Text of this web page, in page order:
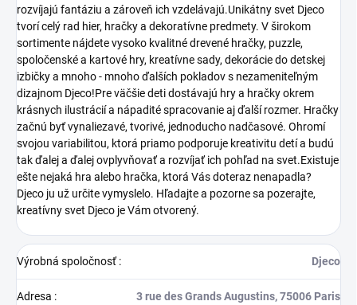
rozvíjajú fantáziu a zároveň ich vzdelávajú.Unikátny svet Djeco
tvorí celý rad hier, hračky a dekoratívne predmety. V širokom
sortimente nájdete vysoko kvalitné drevené hračky, puzzle,
spoločenské a kartové hry, kreatívne sady, dekorácie do detskej
izbičky a mnoho - mnoho ďalších pokladov s nezameniteľným
dizajnom Djeco!Pre väčšie deti dostávajú hry a hračky okrem
krásnych ilustrácií a nápadité spracovanie aj ďalší rozmer. Hračky
začnú byť vynaliezavé, tvorivé, jednoducho nadčasové. Ohromí
svojou variabilitou, ktorá priamo podporuje kreativitu detí a budú
tak ďalej a ďalej ovplyvňovať a rozvíjať ich pohľad na svet.Existuje
ešte nejaká hra alebo hračka, ktorá Vás doteraz nenapadla?
Djeco ju už určite vymyslelo. Hľadajte a pozorne sa pozerajte,
kreatívny svet Djeco je Vám otvorený.
Výrobná spoločnosť: Djeco
Adresa : 3 rue des Grands Augustins, 75006 Paris